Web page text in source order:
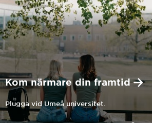
Kom närmare dinframtid
Plugga vid Umeå universitet.